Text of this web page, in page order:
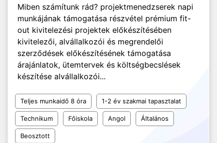
Miben számítunk rád? projektmenedzserek napi
munkájának támogatása részvétel prémium fit-
out kivitelezési projektek előkészítésében
kivitelezői, alvállalkozói és megrendelői
szerződések előkészítésének támogatása
árajánlatok, ütemtervek és költségbecslések
készítése alvállalkozói...
Teljes munkaidő 8 óra 1-2 év szakmai tapasztalat
Technikum Főiskola Angol Általános
Beosztott